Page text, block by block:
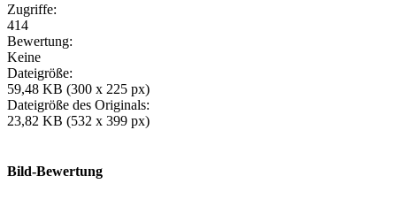
Zugriffe:
414
Bewertung:
Keine
Dateigröße:
59,48 KB (300 x 225 px)
Dateigröße des Originals:
23,82 KB (532 x 399 px)
Bild-Bewertung